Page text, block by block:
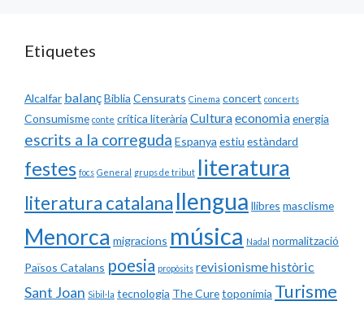
Etiquetes
Alcalfar balançBiblia Censurats Cinema concert concerts
Consumisme conte crítica literària Culturaeconomiaenergia
escrits a la correguda Espanya estiu estàndard
festes focs General grups de tribut literatura
literatura catalana llengua llibres masclisme
Menorca migracions música Nadal normalització
Països Catalans poesia propòsits revisionisme històric
Sant Joan Sibil·la tecnologia The Curetoponímia Turisme